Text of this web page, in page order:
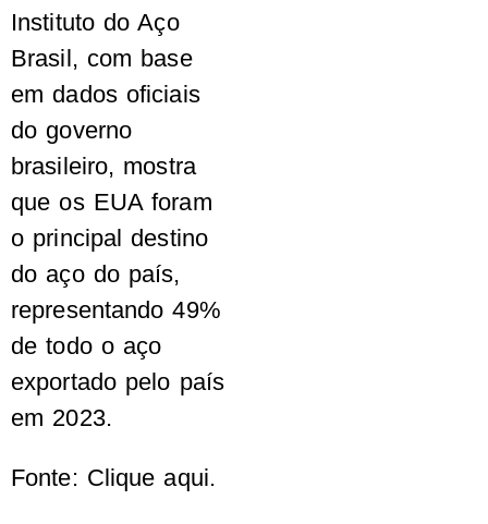
Instituto do Aço
Brasil, com base
em dados oficiais
do governo
brasileiro, mostra
que os EUA foram
o principal destino
do aço do país,
representando 49%
de todo o aço
exportado pelo país
em 2023.
Fonte: Clique aqui.